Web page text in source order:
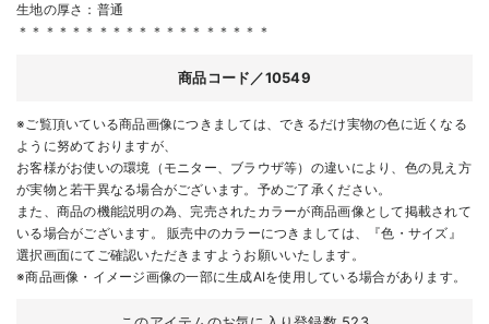
生地の厚さ：普通
＊＊＊＊＊＊＊＊＊＊＊＊＊＊＊＊＊＊＊
商品コード／10549
※ご覧頂いている商品画像につきましては、できるだけ実物の色に近くなる
ように努めておりますが、
お客様がお使いの環境（モニター、ブラウザ等）の違いにより、色の見え方
が実物と若干異なる場合がございます。予めご了承ください。
また、商品の機能説明の為、完売されたカラーが商品画像として掲載されて
いる場合がございます。 販売中のカラーにつきましては、『色・サイズ』
選択画面にてご確認いただきますようお願いいたします。
※商品画像・イメージ画像の一部に生成AIを使用している場合があります。